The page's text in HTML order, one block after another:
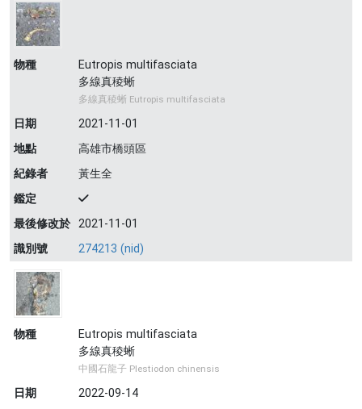
物種
Eutropis multifasciata
多線真稜蜥
多線真稜蜥 Eutropis multifasciata
日期
2021-11-01
地點
高雄市橋頭區
紀錄者
黃生全
鑑定
最後修改於 2021-11-01
識別號
274213 (nid)
物種
Eutropis multifasciata
多線真稜蜥
中國石龍子 Plestiodon chinensis
日期
2022-09-14